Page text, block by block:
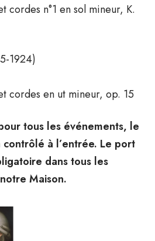
cordes n°1 en sol mineur, K.
1924)
cordes en ut mineur, op. 15
tous les événements, le
contrôlé à l’entrée. Le port
dans tous les
Maison.